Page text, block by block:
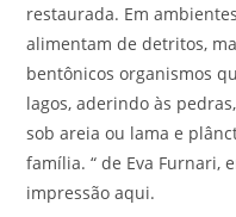
restaurada. Em
alimentam de detritos,
bentônicos organismos
lagos, aderindo às
sob areia ou lama e
família. “ de Eva Furnari,
impressão aqui.